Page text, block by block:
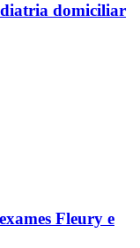
domiciliar
Fleury e